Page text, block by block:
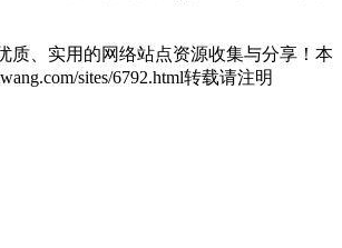
质、实用的网络站点资源收集与分享！ 本
sites/6792.html转载请注明